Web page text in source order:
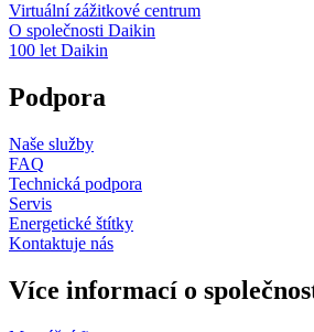
Virtuální zážitkové centrum
O společnosti Daikin
100 let Daikin
Podpora
Naše služby
FAQ
Technická podpora
Servis
Energetické štítky
Kontaktuje nás
Více informací o